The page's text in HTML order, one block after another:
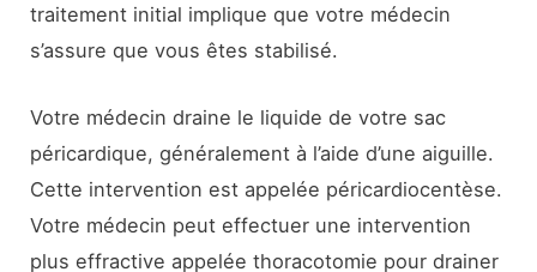
traitement initial implique que votre médecin
s’assure que vous êtes stabilisé.
Votre médecin draine le liquide de votre sac
péricardique, généralement à l’aide d’une aiguille.
Cette intervention est appelée péricardiocentèse.
Votre médecin peut effectuer une intervention
plus effractive appelée thoracotomie pour drainer